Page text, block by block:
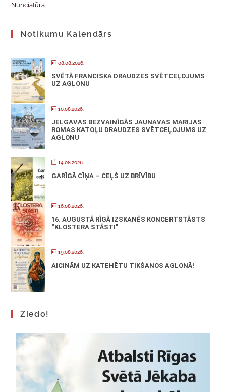
Nunciatūra
Notikumu Kalendārs
08.08.2026.
SVĒTĀ FRANCISKA DRAUDZES SVĒTCEĻOJUMS
UZ AGLONU
10.08.2026.
JELGAVAS BEZVAINĪGĀS JAUNAVAS MARIJAS
ROMAS KATOĻU DRAUDZES SVĒTCEĻOJUMS UZ
AGLONU
14.08.2026.
GARĪGĀ CĪŅA – CEĻŠ UZ BRĪVĪBU
16.08.2026.
16. AUGUSTĀ RĪGĀ IZSKANĒS KONCERTSTĀSTS
“KLOSTERA STĀSTI”
19.08.2026.
AICINĀM UZ KATEHĒTU TIKŠANOS AGLONĀ!
Ziedo!